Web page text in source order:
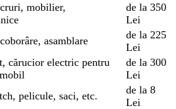
mobilier,
de la 350
Lei
asamblare
de la 225
Lei
cărucior electric pentru
de la 300
Lei
pelicule, saci, etc.
de la 8
Lei